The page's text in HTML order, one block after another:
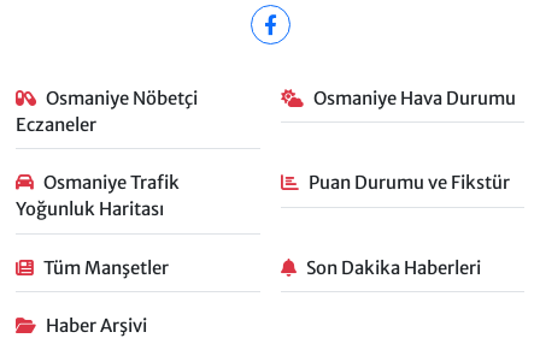
Osmaniye Nöbetçi
Eczaneler
Osmaniye Hava Durumu
Osmaniye Trafik
Yoğunluk Haritası
Puan Durumu ve Fikstür
Tüm Manşetler Son Dakika Haberleri
Haber Arşivi